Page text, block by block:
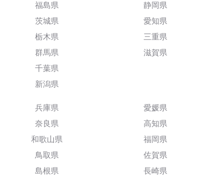
福島県
茨城県
栃木県
群馬県
千葉県
新潟県
静岡県
愛知県
三重県
滋賀県
兵庫県
奈良県
和歌山県
鳥取県
島根県
愛媛県
高知県
福岡県
佐賀県
長崎県